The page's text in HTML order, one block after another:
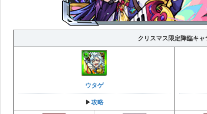
クリスマス限定降臨キャ
ウタゲ
▶︎攻略